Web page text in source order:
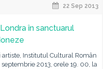
22 Sep 2013
în sanctuarul
Institutul Cultural Român
2013, orele 19. 00, la